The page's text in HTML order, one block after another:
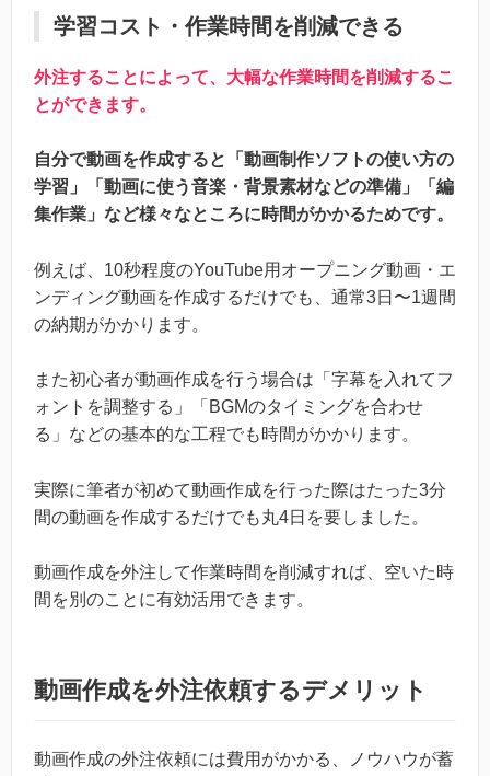
学習コスト・作業時間を削減できる
外注することによって、大幅な作業時間を削減するこ
とができます。
自分で動画を作成すると「動画制作ソフトの使い方の
学習」「動画に使う音楽・背景素材などの準備」「編
集作業」など様々なところに時間がかかるためです。
例えば、10秒程度のYouTube用オープニング動画・エ
ンディング動画を作成するだけでも、通常3日〜1週間
の納期がかかります。
また初心者が動画作成を行う場合は「字幕を入れてフ
ォントを調整する」「BGMのタイミングを合わせ
る」などの基本的な工程でも時間がかかります。
実際に筆者が初めて動画作成を行った際はたった3分
間の動画を作成するだけでも丸4日を要しました。
動画作成を外注して作業時間を削減すれば、空いた時
間を別のことに有効活用できます。
動画作成を外注依頼するデメリット
動画作成の外注依頼には費用がかかる、ノウハウが蓄